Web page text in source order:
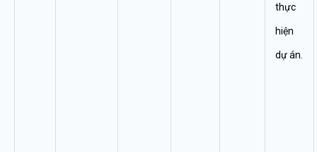
thực
hiện
dự án.